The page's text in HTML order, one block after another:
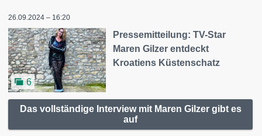
26.09.2024 – 16:20
6
Pressemitteilung: TV-Star
Maren Gilzer entdeckt
Kroatiens Küstenschatz
Das vollständige Interview mit Maren Gilzer gibt es
auf